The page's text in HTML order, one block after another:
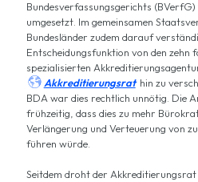
Bundesverfassungsgerichts
umgesetzt. Im gemeinsamen
Bundesländer zudem darauf
Entscheidungsfunktion von den zehn
spezialisierten
 Akkreditierungsrathin zu
BDA war dies rechtlich unnötig. Die
frühzeitig, dass dies zu mehr
Verlängerung und Verteuerung von
führen würde.
Seitdem droht der